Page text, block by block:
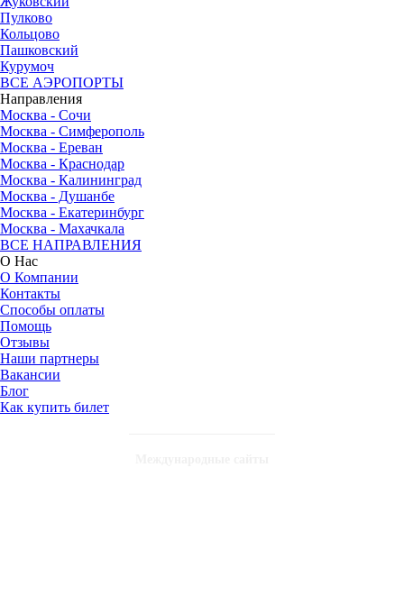
Пулково
Кольцово
Пашковский
Курумоч
ВСЕ АЭРОПОРТЫ
Направления
Москва - Сочи
Москва - Симферополь
Москва - Ереван
Москва - Краснодар
Москва - Калининград
Москва - Душанбе
Москва - Екатеринбург
Москва - Махачкала
ВСЕ НАПРАВЛЕНИЯ
О Нас
О Компании
Контакты
Способы оплаты
Помощь
Отзывы
Наши партнеры
Вакансии
Блог
Как купить билет